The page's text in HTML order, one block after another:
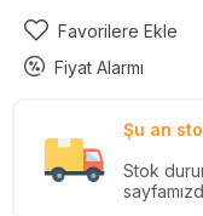
Favorilere Ekle
Fiyat Alarmı
Şu an
Stok